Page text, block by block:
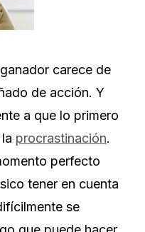
carece de
de acción. Y
a que lo primero
procrastinación.
perfecto
tener en cuenta
se